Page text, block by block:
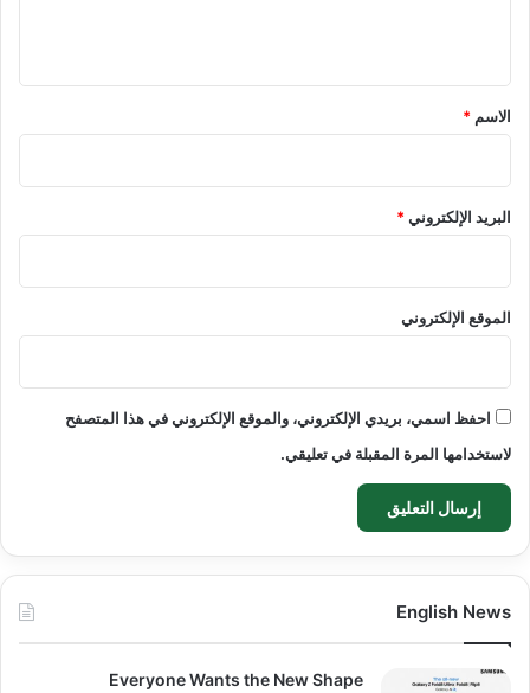
*
الاسم *
البريد الإلكتروني*
الموقع الإلكتروني
احفظ اسمي، بريدي الإلكتروني، والموقع الإلكتروني في هذا المتصفح
لاستخدامها المرة المقبلة في تعليقي.
English News
Everyone Wants the New Shape